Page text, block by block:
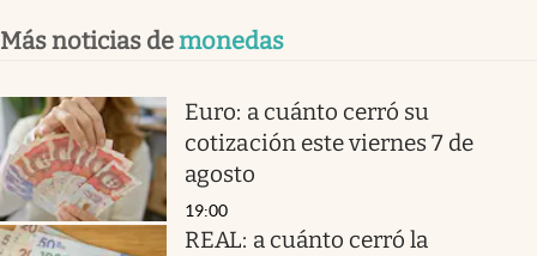
Más noticias demonedas
Euro: a cuánto cerró su
cotización este viernes 7 de
agosto
19:00
REAL: a cuánto cerró la